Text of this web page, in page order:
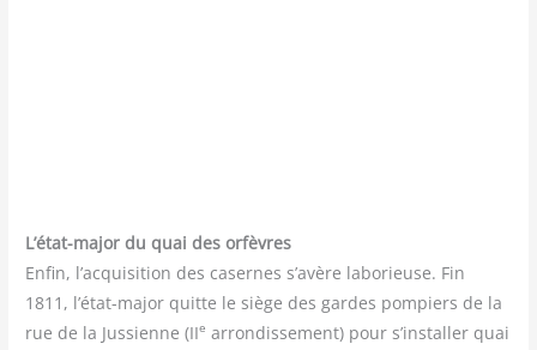
L’état-major du quai des orfèvres
Enfin, l’acquisition des casernes s’avère labo­rieuse. Fin
1811, l’état-major quitte le siège des gardes pom­piers de la
rue de la Jus­sienne (IIe arron­dis­se­ment) pour s’installer quai